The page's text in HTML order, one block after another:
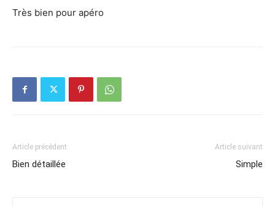
Très bien pour apéro
Article précédent
Bien détaillée
Article suivant
Simple